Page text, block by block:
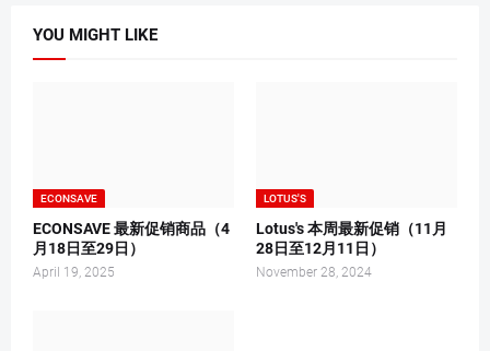
YOU MIGHT LIKE
ECONSAVE
ECONSAVE 最新促销商品（4
月18日至29日）
April 19, 2025
LOTUS'S
Lotus's 本周最新促销（11月
28日至12月11日）
November 28, 2024